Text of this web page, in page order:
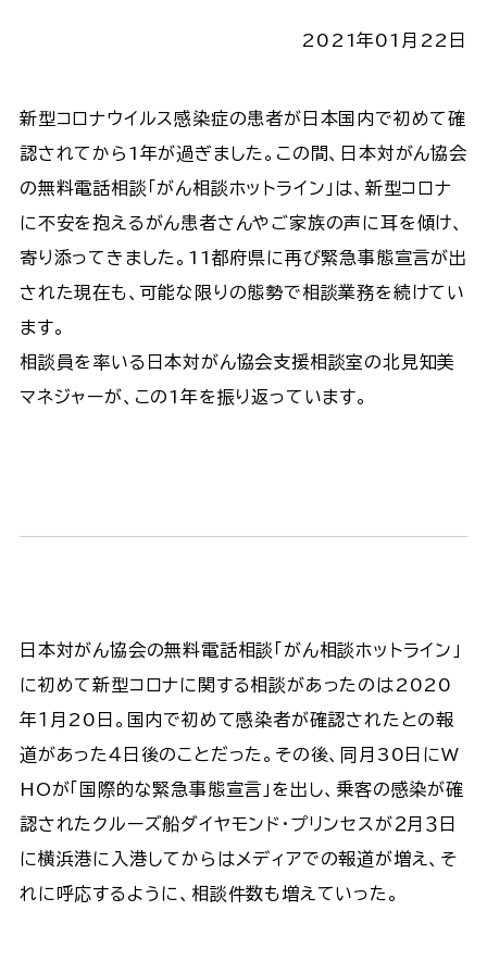
2021年01月22日
新型コロナウイルス感染症の患者が日本国内で初めて確
認されてから1年が過ぎました。この間、日本対がん協会
の無料電話相談「がん相談ホットライン」は、新型コロナ
に不安を抱えるがん患者さんやご家族の声に耳を傾け、
寄り添ってきました。11都府県に再び緊急事態宣言が出
された現在も、可能な限りの態勢で相談業務を続けてい
ます。
相談員を率いる日本対がん協会支援相談室の北見知美
マネジャーが、この1年を振り返っています。
日本対がん協会の無料電話相談「がん相談ホットライン」
に初めて新型コロナに関する相談があったのは2020
年１月20日。国内で初めて感染者が確認されたとの報
道があった４日後のことだった。その後、同月30日にW
HOが「国際的な緊急事態宣言」を出し、乗客の感染が確
認されたクルーズ船ダイヤモンド・プリンセスが２月３日
に横浜港に入港してからはメディアでの報道が増え、そ
れに呼応するように、相談件数も増えていった。